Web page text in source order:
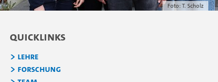
Foto: T. Scholz
Quicklinks
Lehre
Forschung